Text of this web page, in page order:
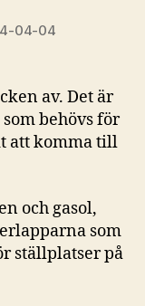
04-04
av. Det är
behövs för
att komma till
och gasol,
som
ställplatser på